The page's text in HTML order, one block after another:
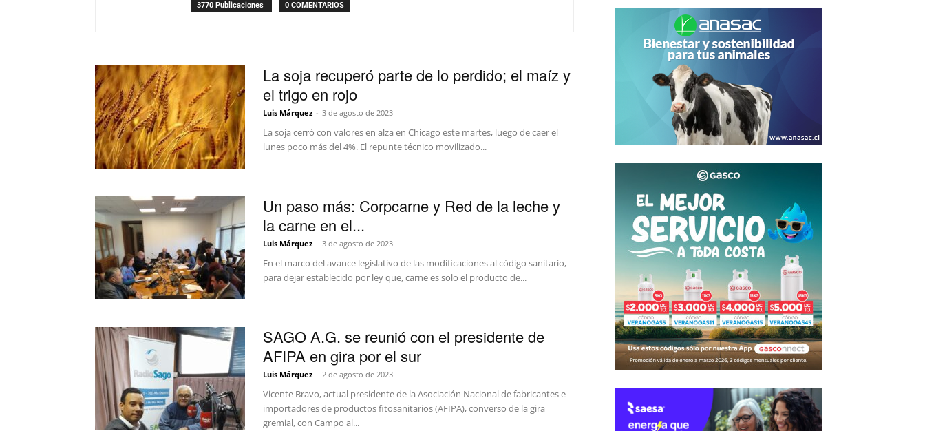
3770 Publicaciones 0 COMENTARIOS
La soja recuperó parte de lo perdido; el maíz y
el trigo en rojo
Luis Márquez - 3 de agosto de 2023
La soja cerró con valores en alza en Chicago este martes, luego de caer el
lunes poco más del 4%. El repunte técnico movilizado...
Un paso más: Corpcarne y Red de la leche y
la carne en el...
Luis Márquez - 3 de agosto de 2023
En el marco del avance legislativo de las modificaciones al código sanitario,
para dejar establecido por ley que, carne es solo el producto de...
SAGO A.G. se reunió con el presidente de
AFIPA en gira por el sur
Luis Márquez - 2 de agosto de 2023
Vicente Bravo, actual presidente de la Asociación Nacional de fabricantes e
importadores de productos fitosanitarios (AFIPA), converso de la gira
gremial, con Campo al...